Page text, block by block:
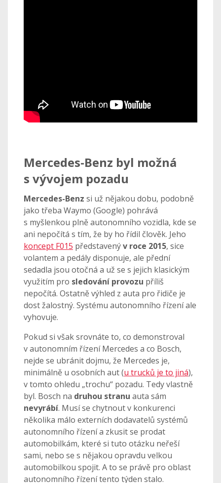
Mercedes-Benz byl možná
s vývojem pozadu
Mercedes-Benz si už nějakou dobu, podobně
jako třeba Waymo (Google) pohrává
s myšlenkou plně autonomního vozidla, kde se
ani nepočítá s tím, že by ho řídil člověk. Jeho
koncept F015 představenýv roce 2015, sice
volantem a pedály disponuje, ale přední
sedadla jsou otočná a už se s jejich klasickým
využitím pro sledování provozu příliš
nepočítá. Ostatně výhled z auta pro řidiče je
dost žalostný. Systému autonomního řízení ale
vyhovuje.
Pokud si však srovnáte to, co demonstroval
v autonomním řízení Mercedes a co Bosch,
nejde se ubránit dojmu, že Mercedes je,
minimálně u osobních aut (u trucků je to jiná),
v tomto ohledu „trochu“ pozadu. Tedy vlastně
byl. Bosch na druhou stranu auta sám
nevyrábí. Musí se chytnout v konkurenci
několika málo externích dodavatelů systémů
autonomního řízení a zkusit se prodat
automobilkám, které si tuto otázku neřeší
sami, nebo se s nějakou opravdu velkou
automobilkou spojit. A to se právě pro oblast
autonomního řízení tento týden stalo.